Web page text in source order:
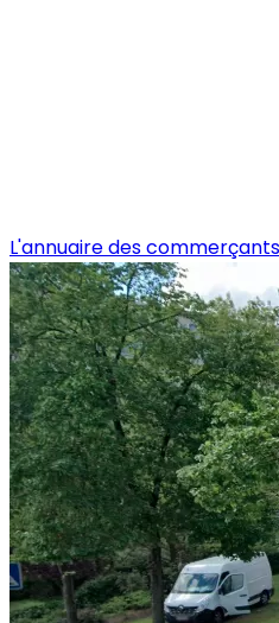
L'annuaire des